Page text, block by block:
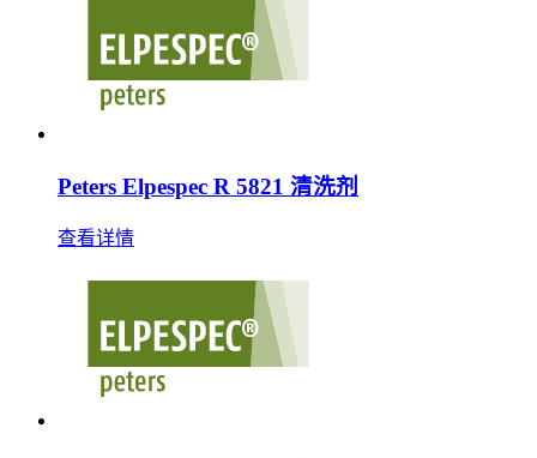
Peters Elpespec R 5821 清洗剂
查看详情